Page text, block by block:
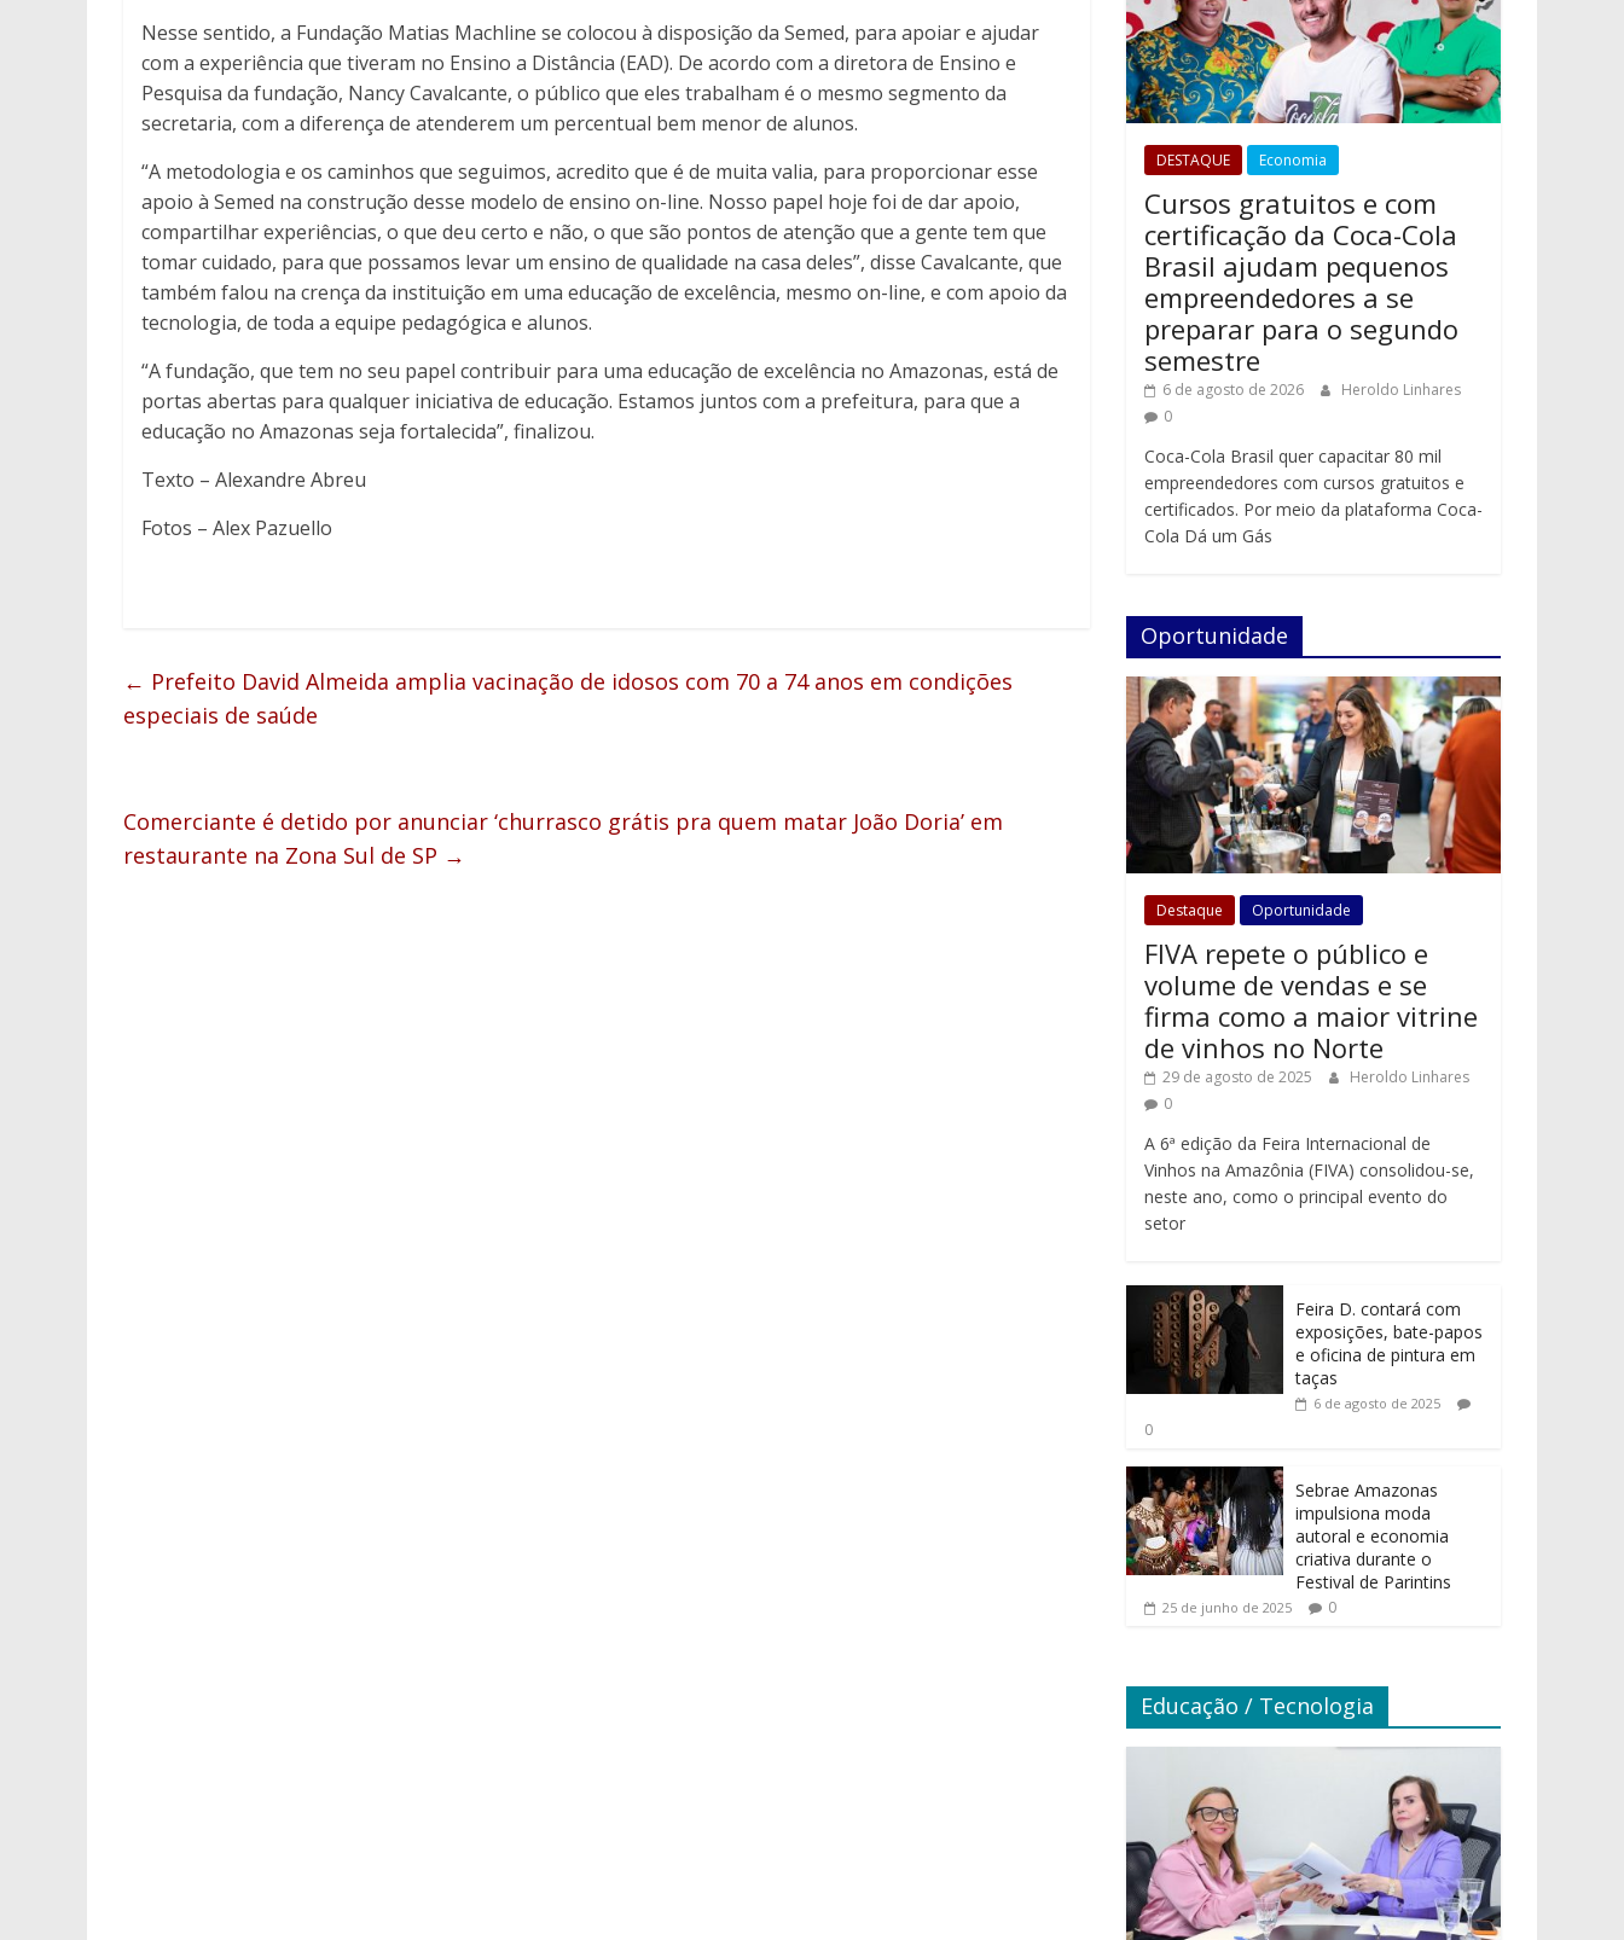
Nesse sentido, a Fundação Matias Machline se colocou à disposição da Semed, para apoiar e ajudar
com a experiência que tiveram no Ensino a Distância (EAD). De acordo com a diretora de Ensino e
Pesquisa da fundação, Nancy Cavalcante, o público que eles trabalham é o mesmo segmento da
secretaria, com a diferença de atenderem um percentual bem menor de alunos.
“A metodologia e os caminhos que seguimos, acredito que é de muita valia, para proporcionar esse
apoio à Semed na construção desse modelo de ensino on-line. Nosso papel hoje foi de dar apoio,
compartilhar experiências, o que deu certo e não, o que são pontos de atenção que a gente tem que
tomar cuidado, para que possamos levar um ensino de qualidade na casa deles”, disse Cavalcante, que
também falou na crença da instituição em uma educação de excelência, mesmo on-line, e com apoio da
tecnologia, de toda a equipe pedagógica e alunos.
“A fundação, que tem no seu papel contribuir para uma educação de excelência no Amazonas, está de
portas abertas para qualquer iniciativa de educação. Estamos juntos com a prefeitura, para que a
educação no Amazonas seja fortalecida”, finalizou.
Texto – Alexandre Abreu
Fotos – Alex Pazuello
← Prefeito David Almeida amplia vacinação de idosos com 70 a 74 anos em condições
especiais de saúde
Comerciante é detido por anunciar ‘churrasco grátis pra quem matar João Doria’ em
restaurante na Zona Sul de SP →
DESTAQUE Economia
Cursos gratuitos e com
certificação da Coca-Cola
Brasil ajudam pequenos
empreendedores a se
preparar para o segundo
semestre
6 de agosto de 2026
Heroldo Linhares
0
Coca-Cola Brasil quer capacitar 80 mil
empreendedores com cursos gratuitos e
certificados. Por meio da plataforma Coca-
Cola Dá um Gás
Oportunidade
Destaque Oportunidade
FIVA repete o público e
volume de vendas e se
firma como a maior vitrine
de vinhos no Norte
29 de agosto de 2025
Heroldo Linhares
0
A 6ª edição da Feira Internacional de
Vinhos na Amazônia (FIVA) consolidou-se,
neste ano, como o principal evento do
setor
Feira D. contará com
exposições, bate-papos
e oficina de pintura em
taças
6 de agosto de 2025
0
Sebrae Amazonas
impulsiona moda
autoral e economia
criativa durante o
Festival de Parintins
25 de junho de 2025 0
Educação / Tecnologia